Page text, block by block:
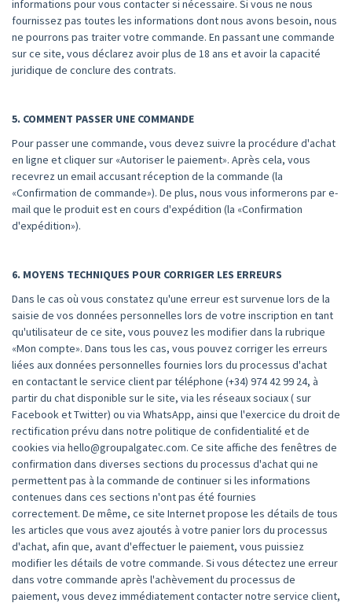
informations pour vous contacter si nécessaire. Si vous ne nous
fournissez pas toutes les informations dont nous avons besoin, nous
ne pourrons pas traiter votre commande. En passant une commande
sur ce site, vous déclarez avoir plus de 18 ans et avoir la capacité
juridique de conclure des contrats.
5. COMMENT PASSER UNE COMMANDE
Pour passer une commande, vous devez suivre la procédure d'achat
en ligne et cliquer sur «Autoriser le paiement». Après cela, vous
recevrez un email accusant réception de la commande (la
«Confirmation de commande»). De plus, nous vous informerons par e-
mail que le produit est en cours d'expédition (la «Confirmation
d'expédition»).
6. MOYENS TECHNIQUES POUR CORRIGER LES ERREURS
Dans le cas où vous constatez qu'une erreur est survenue lors de la
saisie de vos données personnelles lors de votre inscription en tant
qu'utilisateur de ce site, vous pouvez les modifier dans la rubrique
«Mon compte». Dans tous les cas, vous pouvez corriger les erreurs
liées aux données personnelles fournies lors du processus d'achat
en contactant le service client par téléphone (+34) 974 42 99 24, à
partir du chat disponible sur le site, via les réseaux sociaux ( sur
Facebook et Twitter) ou via WhatsApp, ainsi que l'exercice du droit de
rectification prévu dans notre politique de confidentialité et de
cookies via hello@groupalgatec.com. Ce site affiche des fenêtres de
confirmation dans diverses sections du processus d'achat qui ne
permettent pas à la commande de continuer si les informations
contenues dans ces sections n'ont pas été fournies
correctement. De même, ce site Internet propose les détails de tous
les articles que vous avez ajoutés à votre panier lors du processus
d'achat, afin que, avant d'effectuer le paiement, vous puissiez
modifier les détails de votre commande. Si vous détectez une erreur
dans votre commande après l'achèvement du processus de
paiement, vous devez immédiatement contacter notre service client,